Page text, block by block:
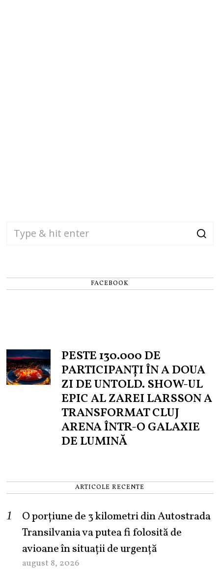
FACEBOOK
PESTE 130.000 DE
PARTICIPANȚI ÎN A DOUA
ZI DE UNTOLD. SHOW-UL
EPIC AL ZAREI LARSSON A
TRANSFORMAT CLUJ
ARENA ÎNTR-O GALAXIE
DE LUMINĂ
ARTICOLE RECENTE
O porțiune de 3 kilometri din Autostrada
Transilvania va putea fi folosită de
avioane în situații de urgență
august 8, 2026